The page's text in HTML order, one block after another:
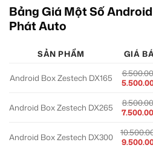
Bảng Giá Một Số
Phát Auto
SẢN PHẨM GIÁ
Android Box Zestech DX165
Android Box Zestech DX265
Android Box Zestech DX300